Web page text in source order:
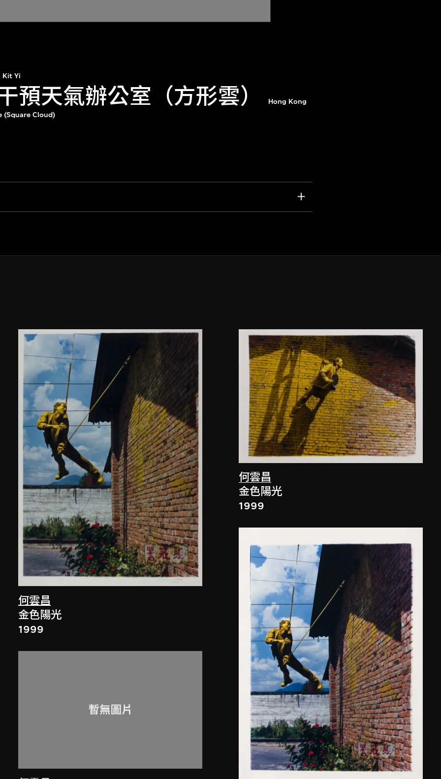
Kit Yi
預天氣辦公室（方形雲）
Hong Kong
(Square Cloud)
何雲昌
金色陽光
1999
何雲昌
金色陽光
1999